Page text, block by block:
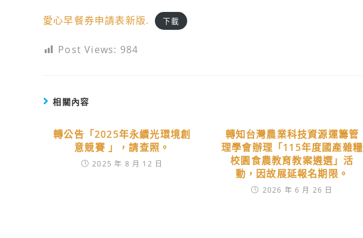
愛心早餐券申請表新版. 下載
Post Views: 984
相關內容
轉公告「2025年永續光環境創
意競賽 」，請查照。
2025 年 8 月 12 日
轉知台灣農業科技資源運籌管
理學會辦理「115年度國產雜糧
校園食農教育教案遴選」活
動，因故展延報名期限。
2026 年 6 月 26 日